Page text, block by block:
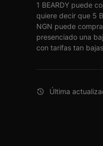
1 BEARDY puede
quiere decir que 5
NGN puede
presenciado una
con tarifas tan
Última